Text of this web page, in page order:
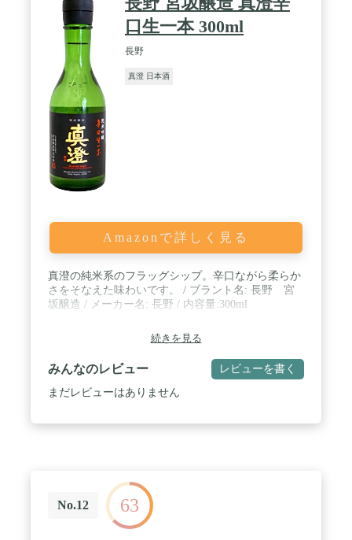
口生一本 300ml
長野
真澄 日本酒
Amazonで詳しく見る
真澄の純米系のフラッグシップ。辛口ながら柔らか
さをそなえた味わいです。 / ブラント名: 長野 宮
坂醸造 / メーカー名: 長野 / 内容量:300ml
続きを見る
みんなのレビュー レビューを書く
まだレビューはありません
No.12 63